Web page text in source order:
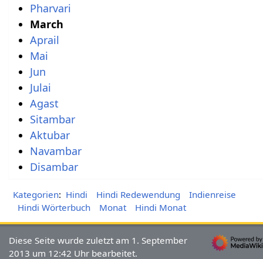
Pharvari
March
Aprail
Mai
Jun
Julai
Agast
Sitambar
Aktubar
Navambar
Disambar
Kategorien: Hindi Hindi Redewendung
Indienreise
Hindi Wörterbuch
Monat Hindi Monat
Diese Seite wurde zuletzt am 1. September
2013 um 12:42 Uhr bearbeitet.